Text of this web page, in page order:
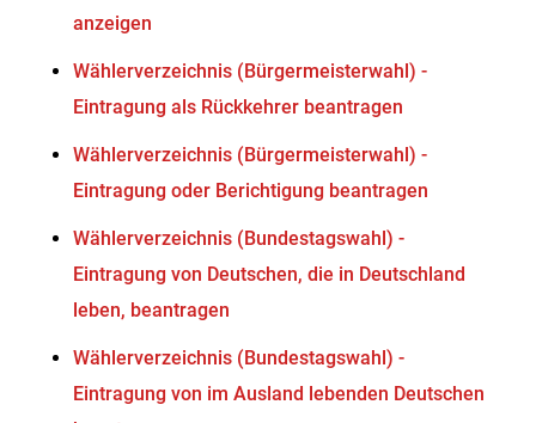
anzeigen
Wählerverzeichnis (Bürgermeisterwahl) -
Eintragung als Rückkehrer beantragen
Wählerverzeichnis (Bürgermeisterwahl) -
Eintragung oder Berichtigung beantragen
Wählerverzeichnis (Bundestagswahl) -
Eintragung von Deutschen, die in Deutschland
leben, beantragen
Wählerverzeichnis (Bundestagswahl) -
Eintragung von im Ausland lebenden Deutschen